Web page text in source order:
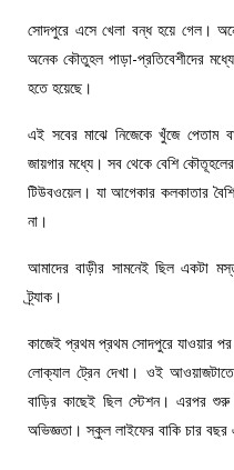
সোদপুরে এসে খেলা বন্ধ হয়ে গেল।
অনেক কৌতুহল পাড়া-প্রতিবেশীদের
হতে হয়েছে।
এই সবের মাঝে নিজেকে খুঁজে পেতাম
জায়গার মধ্যে। সব থেকে বেশি
টিউবওয়েল। যা আগেকার কলকাতার
না।
আমাদের বাড়ীর সামনেই ছিল একটা
ট্র্যাক।
কাজেই প্রথম প্রথম সোদপুরে যাওয়ার পর
লোক্যাল ট্রেন দেখা। ওই
বাড়ির কাছেই ছিল স্টেশন। এরপর
অভিজ্ঞতা। স্কুল লাইফের বাকি চার